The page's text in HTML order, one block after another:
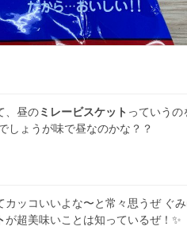
、昼のミレービスケット っていうの
しょうが味で昼なのかな？？
ッコいいよな〜と常々思うぜ ぐみ
が超美味いことは知っているぜ！✨